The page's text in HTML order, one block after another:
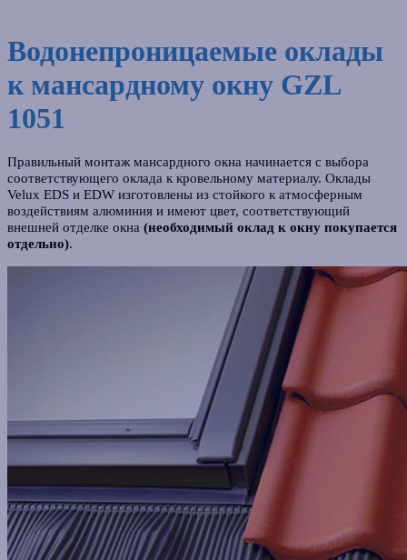
Водонепроницаемые оклады
к мансардному окну GZL
1051
Правильный монтаж мансардного окна начинается с выбора
соответствующего оклада к кровельному материалу. Оклады
Velux EDS и EDW изготовлены из стойкого к атмосферным
воздействиям алюминия и имеют цвет, соответствующий
внешней отделке окна (необходимый оклад к окну покупается
отдельно).